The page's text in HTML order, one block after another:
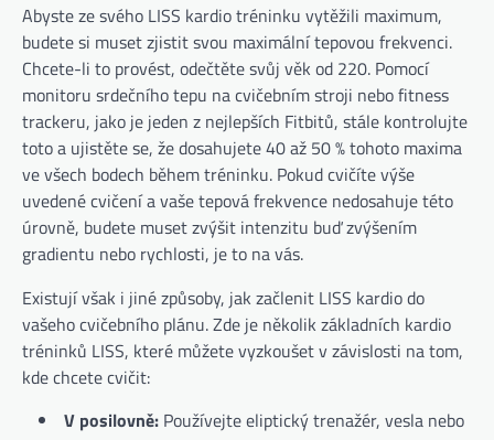
Abyste ze svého LISS kardio tréninku vytěžili maximum,
budete si muset zjistit svou maximální tepovou frekvenci.
Chcete-li to provést, odečtěte svůj věk od 220. Pomocí
monitoru srdečního tepu na cvičebním stroji nebo fitness
trackeru, jako je jeden z nejlepších Fitbitů, stále kontrolujte
toto a ujistěte se, že dosahujete 40 až 50 % tohoto maxima
ve všech bodech během tréninku. Pokud cvičíte výše
uvedené cvičení a vaše tepová frekvence nedosahuje této
úrovně, budete muset zvýšit intenzitu buď zvýšením
gradientu nebo rychlosti, je to na vás.
Existují však i jiné způsoby, jak začlenit LISS kardio do
vašeho cvičebního plánu. Zde je několik základních kardio
tréninků LISS, které můžete vyzkoušet v závislosti na tom,
kde chcete cvičit:
V posilovně: Používejte eliptický trenažér, vesla nebo